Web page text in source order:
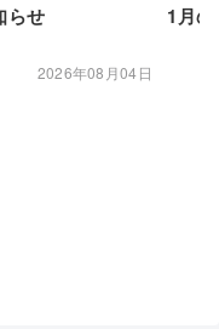
らせ
2026年08月04日
1月